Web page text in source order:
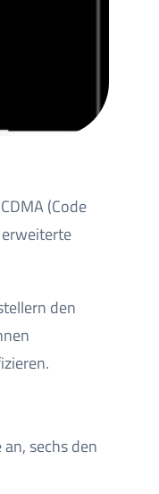
(Code
erweiterte
den
sechs den